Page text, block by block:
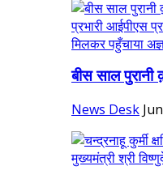
बीस साल
News Desk